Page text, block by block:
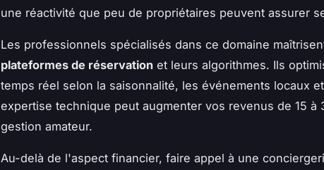
une réactivité que peu de propriétaires peuvent assurer
Les professionnels spécialisés dans ce domaine
plateformes de réservation et leurs algorithmes. Ils
temps réel selon la saisonnalité, les événements locaux
expertise technique peut augmenter vos revenus de 15 à
gestion amateur.
Au-delà de l'aspect financier, faire appel à une